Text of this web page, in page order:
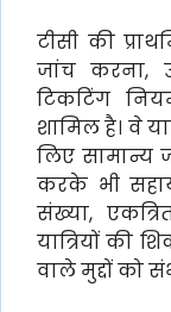
टीसी की
जांच करना,
टिकटिंग
शामिल है। वे
लिए सामान्य
करके भी
संख्या,
यात्रियों की
वाले मुद्दों को